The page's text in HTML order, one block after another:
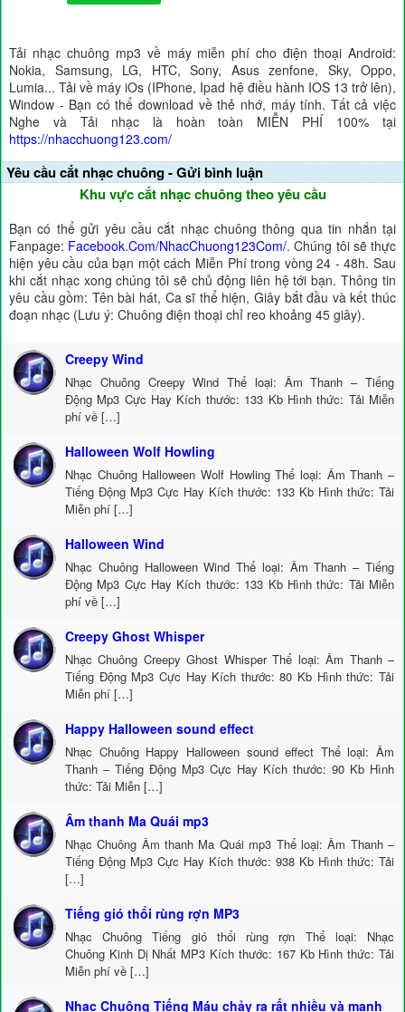
Tải nhạc chuông mp3 về máy miễn phí cho điện thoại Android:
Nokia, Samsung, LG, HTC, Sony, Asus zenfone, Sky, Oppo,
Lumia... Tải về máy iOs (IPhone, Ipad hệ điều hành IOS 13 trở lên),
Window - Bạn có thể download về thẻ nhớ, máy tính. Tất cả việc
Nghe và Tải nhạc là hoàn toàn MIỄN PHÍ 100% tại
https://nhacchuong123.com/
Yêu cầu cắt nhạc chuông - Gửi bình luận
Khu vực cắt nhạc chuông theo yêu cầu
Bạn có thể gửi yêu cầu cắt nhạc chuông thông qua tin nhắn tại
Fanpage: Facebook.Com/NhacChuong123Com/. Chúng tôi sẽ thực
hiện yêu cầu của bạn một cách Miễn Phí trong vòng 24 - 48h. Sau
khi cắt nhạc xong chúng tôi sẽ chủ động liên hệ tới bạn. Thông tin
yêu cầu gồm: Tên bài hát, Ca sĩ thể hiện, Giây bắt đầu và kết thúc
đoạn nhạc (Lưu ý: Chuông điện thoại chỉ reo khoảng 45 giây).
Creepy Wind
Nhạc Chuông Creepy Wind Thể loại: Âm Thanh – Tiếng
Động Mp3 Cực Hay Kích thước: 133 Kb Hình thức: Tải Miễn
phí về […]
Halloween Wolf Howling
Nhạc Chuông Halloween Wolf Howling Thể loại: Âm Thanh –
Tiếng Động Mp3 Cực Hay Kích thước: 133 Kb Hình thức: Tải
Miễn phí […]
Halloween Wind
Nhạc Chuông Halloween Wind Thể loại: Âm Thanh – Tiếng
Động Mp3 Cực Hay Kích thước: 133 Kb Hình thức: Tải Miễn
phí về […]
Creepy Ghost Whisper
Nhạc Chuông Creepy Ghost Whisper Thể loại: Âm Thanh –
Tiếng Động Mp3 Cực Hay Kích thước: 80 Kb Hình thức: Tải
Miễn phí […]
Happy Halloween sound effect
Nhạc Chuông Happy Halloween sound effect Thể loại: Âm
Thanh – Tiếng Động Mp3 Cực Hay Kích thước: 90 Kb Hình
thức: Tải Miễn […]
Âm thanh Ma Quái mp3
Nhạc Chuông Âm thanh Ma Quái mp3 Thể loại: Âm Thanh –
Tiếng Động Mp3 Cực Hay Kích thước: 938 Kb Hình thức: Tải
[…]
Tiếng gió thổi rùng rợn MP3
Nhạc Chuông Tiếng gió thổi rùng rợn Thể loại: Nhạc
Chuông Kinh Dị Nhất MP3 Kích thước: 167 Kb Hình thức: Tải
Miễn phí về […]
Nhạc Chuông Tiếng Máu chảy ra rất nhiều và mạnh